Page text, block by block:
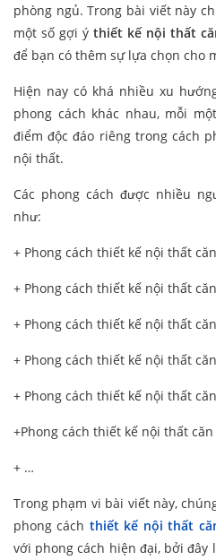
phòng ngủ. Trong bài viết này
một số gợi ý thiết kế nội thất
để bạn có thêm sự lựa chọn cho
Hiện nay có khá nhiều xu
phong cách khác nhau, mỗi
điểm độc đáo riêng trong cách
nội thất.
Các phong cách được nhiều
như:
+ Phong cách thiết kế nội thất
+ Phong cách thiết kế nội thất
+ Phong cách thiết kế nội thất
+ Phong cách thiết kế nội thất
+ Phong cách thiết kế nội thất
+Phong cách thiết kế nội thất
+ …
Trong phạm vi bài viết này,
phong cách thiết kế nội thất
với phong cách hiện đại, bởi đây